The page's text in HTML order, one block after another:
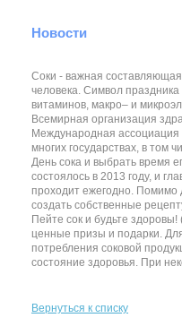
Новости
Соки - важная составляющая
человека. Символ
витаминов, макро– и
Всемирная организация
Международная ассоциация
многих государствах, в том
День сока и выбрать время
состоялось в 2013 году, и
проходит ежегодно. Помимо
создать собственные
Пейте сок и будьте
ценные призы и подарки.
потребления соковой
состояние здоровья. При
Вернуться к списку